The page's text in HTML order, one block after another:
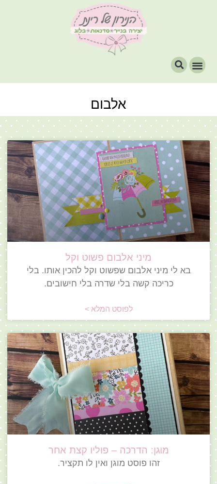
אלבום
מיני אלבום פשוט וקל
בא לי מיני אלבום שפשוט וקל להכין אותו. בלי
כריכה קשה בלי שדרה בלי חישובים.
לפוסט המלא >
מוגן: הדרכה – פוליו קצת אחר
זהו פוסט מוגן ואין לו תקציר.